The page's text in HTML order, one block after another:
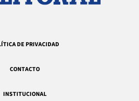
DE PRIVACIDAD
CONTACTO
INSTITUCIONAL